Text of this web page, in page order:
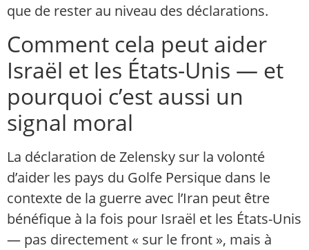
que de rester au niveau des déclarations.
Comment cela peut aider
Israël et les États-Unis — et
pourquoi c’est aussi un
signal moral
La déclaration de Zelensky sur la volonté
d’aider les pays du Golfe Persique dans le
contexte de la guerre avec l’Iran peut être
bénéfique à la fois pour Israël et les États-Unis
— pas directement « sur le front », mais à